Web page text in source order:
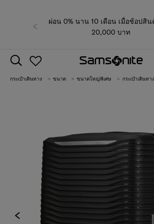
ผ่อน 0% นาน 10 เดือน เมื่อช้อปสิ
20,000 บาท
ก่อนหน้า
กระเป๋าเดินทาง ขนาด ขนาดใหญ่พิเศษ กระเป๋าเดินท